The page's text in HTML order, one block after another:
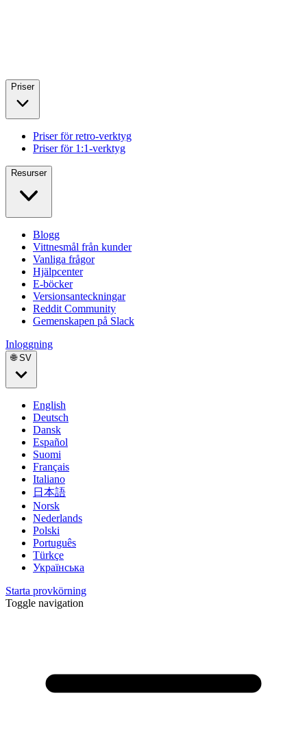
Priser
Priser för retro-verktyg
Priser för 1:1-verktyg
Resurser
Blogg
Vittnesmål från kunder
Vanliga frågor
Hjälpcenter
E-böcker
Versionsanteckningar
Reddit Community
Gemenskapen på Slack
Inloggning
🌐 SV
English
Deutsch
Dansk
Español
Suomi
Français
Italiano
日本語
Norsk
Nederlands
Polski
Português
Türkçe
Українська
Starta provkörning
Toggle navigation